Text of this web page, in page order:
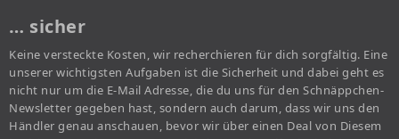
… sicher
Keine versteckte Kosten, wir recherchieren für dich sorgfältig. Eine
unserer wichtigsten Aufgaben ist die Sicherheit und dabei geht es
nicht nur um die E-Mail Adresse, die du uns für den Schnäppchen-
Newsletter gegeben hast, sondern auch darum, dass wir uns den
Händler genau anschauen, bevor wir über einen Deal von Diesem